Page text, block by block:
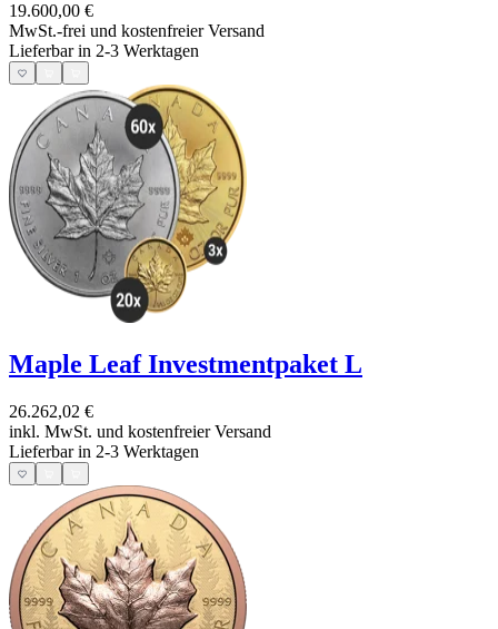
19.600,00 €
MwSt.-frei und kostenfreier Versand
Lieferbar in 2-3 Werktagen
Maple Leaf Investmentpaket L
26.262,02 €
inkl. MwSt. und kostenfreier Versand
Lieferbar in 2-3 Werktagen